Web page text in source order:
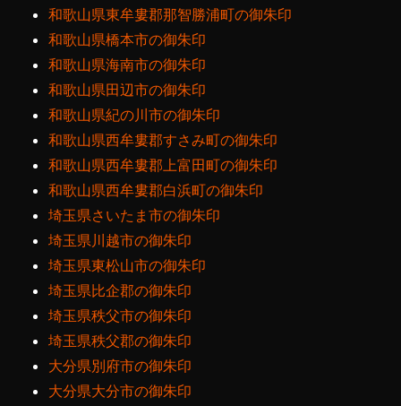
和歌山県東牟婁郡那智勝浦町の御朱印
和歌山県橋本市の御朱印
和歌山県海南市の御朱印
和歌山県田辺市の御朱印
和歌山県紀の川市の御朱印
和歌山県西牟婁郡すさみ町の御朱印
和歌山県西牟婁郡上富田町の御朱印
和歌山県西牟婁郡白浜町の御朱印
埼玉県さいたま市の御朱印
埼玉県川越市の御朱印
埼玉県東松山市の御朱印
埼玉県比企郡の御朱印
埼玉県秩父市の御朱印
埼玉県秩父郡の御朱印
大分県別府市の御朱印
大分県大分市の御朱印